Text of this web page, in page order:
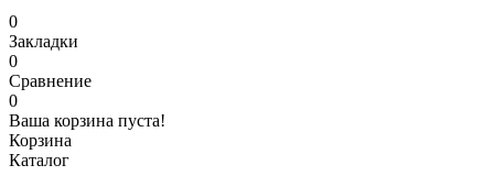
0
Закладки
0
Сравнение
0
Ваша корзина пуста!
Корзина
Каталог